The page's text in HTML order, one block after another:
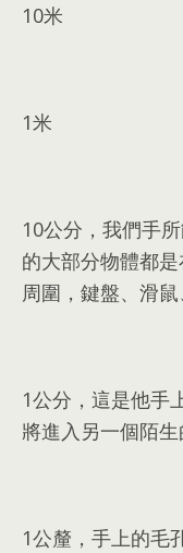
10米
1米
10公分 ， 我們手
的大部分物體都
周圍 ， 鍵盤、 滑鼠
1公分 ， 這是他手
將進入另一個陌
1公釐 ， 手上的毛